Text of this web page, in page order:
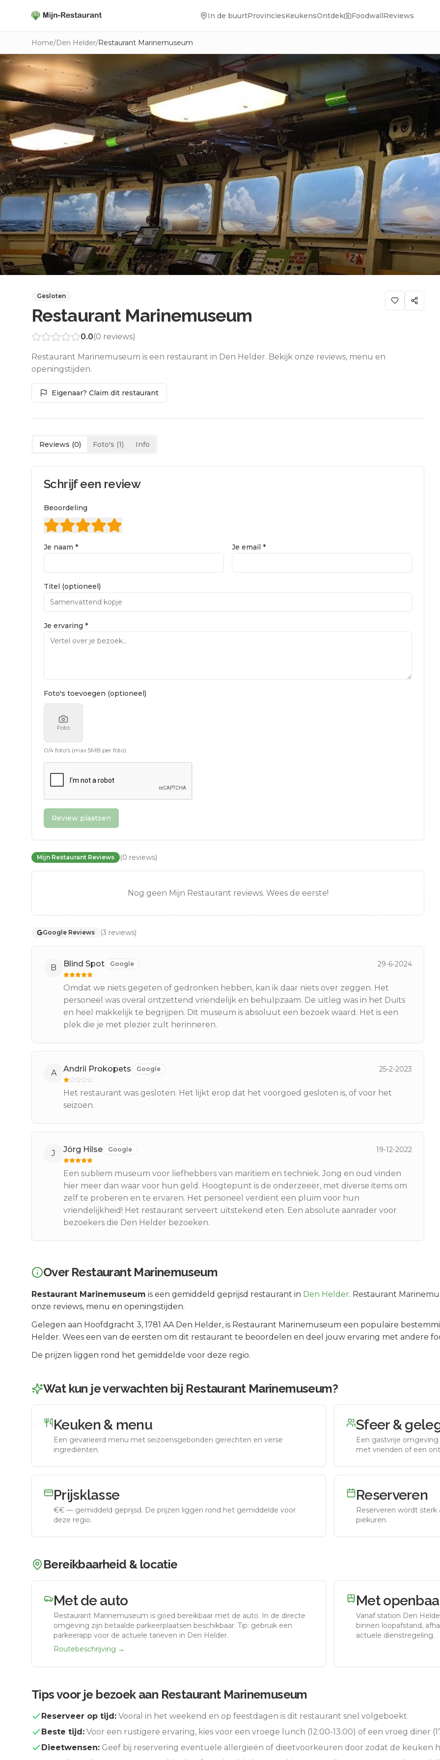
In de buurtProvinciesKeukensOntdek FoodwallReviews
Home/Den Helder/Restaurant Marinemuseum
Gesloten
Restaurant Marinemuseum
0.0(0 reviews)
Restaurant Marinemuseum is een restaurant in Den Helder. Bekijk onze reviews, menu en
openingstijden.
Eigenaar? Claim dit restaurant
Reviews (0) Foto's (1) Info
Schrijf een review
Beoordeling
Je naam * Je email *
Titel (optioneel)
Je ervaring *
Foto's toevoegen (optioneel)
Foto
0/4 foto's (max 5MB per foto)
Review plaatsen
Mijn Restaurant Reviews (0 reviews)
Nog geen Mijn Restaurant reviews. Wees de eerste!
Google Reviews (3 reviews)
B Blind Spot Google 29-6-2024
Omdat we niets gegeten of gedronken hebben, kan ik daar niets over zeggen. Het
personeel was overal ontzettend vriendelijk en behulpzaam. De uitleg was in het Duits
en heel makkelijk te begrijpen. Dit museum is absoluut een bezoek waard. Het is een
plek die je met plezier zult herinneren.
A Andrii Prokopets Google 25-2-2023
Het restaurant was gesloten. Het lijkt erop dat het voorgoed gesloten is, of voor het
seizoen.
J Jörg Hilse Google 19-12-2022
Een subliem museum voor liefhebbers van maritiem en techniek. Jong en oud vinden
hier meer dan waar voor hun geld. Hoogtepunt is de onderzeeër, met diverse items om
zelf te proberen en te ervaren. Het personeel verdient een pluim voor hun
vriendelijkheid! Het restaurant serveert uitstekend eten. Een absolute aanrader voor
bezoekers die Den Helder bezoeken.
Over Restaurant Marinemuseum
Restaurant Marinemuseum is een gemiddeld geprijsd restaurant in Den Helder. Restaurant
onze reviews, menu en openingstijden.
Gelegen aan Hoofdgracht 3, 1781 AA Den Helder, is Restaurant Marinemuseum een populaire
Helder. Wees een van de eersten om dit restaurant te beoordelen en deel jouw ervaring met andere
De prijzen liggen rond het gemiddelde voor deze regio.
Wat kun je verwachten bij Restaurant Marinemuseum?
Keuken & menu
Een gevarieerd menu met seizoensgebonden gerechten en verse
ingrediënten.
Sfeer &
Een gastvrije
met vrienden of een
Prijsklasse
€€ — gemiddeld geprijsd. De prijzen liggen rond het gemiddelde voor
deze regio.
Reserveren
Reserveren wordt
piekuren.
Bereikbaarheid & locatie
Met de auto
Restaurant Marinemuseum is goed bereikbaar met de auto. In de directe
omgeving zijn betaalde parkeerplaatsen beschikbaar. Tip: gebruik een
parkeerapp voor de actuele tarieven in Den Helder.
Routebeschrijving →
Met
Vanaf station Den
binnen loopafstand,
actuele dienstregeling.
Tips voor je bezoek aan Restaurant Marinemuseum
Reserveer op tijd: Vooral in het weekend en op feestdagen is dit restaurant snel volgeboekt.
Beste tijd: Voor een rustigere ervaring, kies voor een vroege lunch (12:00-13:00) of een vroeg diner
Dieetwensen: Geef bij reservering eventuele allergieën of dieetvoorkeuren door zodat de keuken